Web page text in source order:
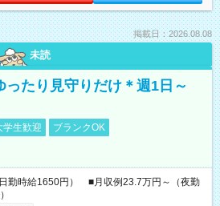
掲載日：2026.08.08
未読
ったり見守りだけ＊週1日～
学生歓迎
ブランクOK
勤時給1650円） ■月収例23.7万円～（夜勤